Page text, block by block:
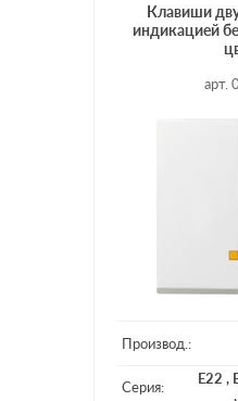
Клавиши
индикацией
арт.
Производ.:
Серия: E22 ,
,